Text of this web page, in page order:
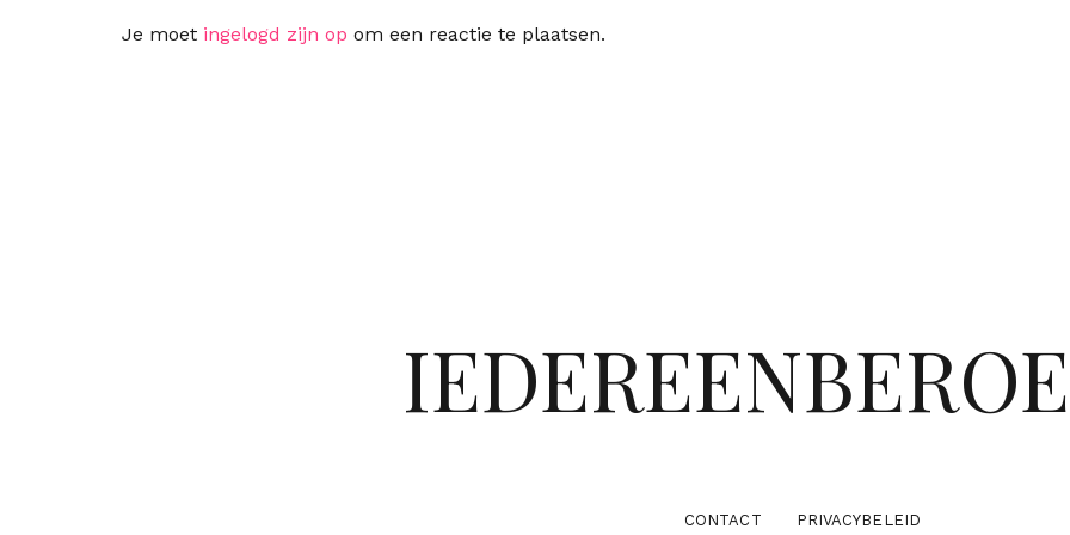
Je moet ingelogd zijn op om een reactie te plaatsen.
CONTACT PRIVACYBELEID